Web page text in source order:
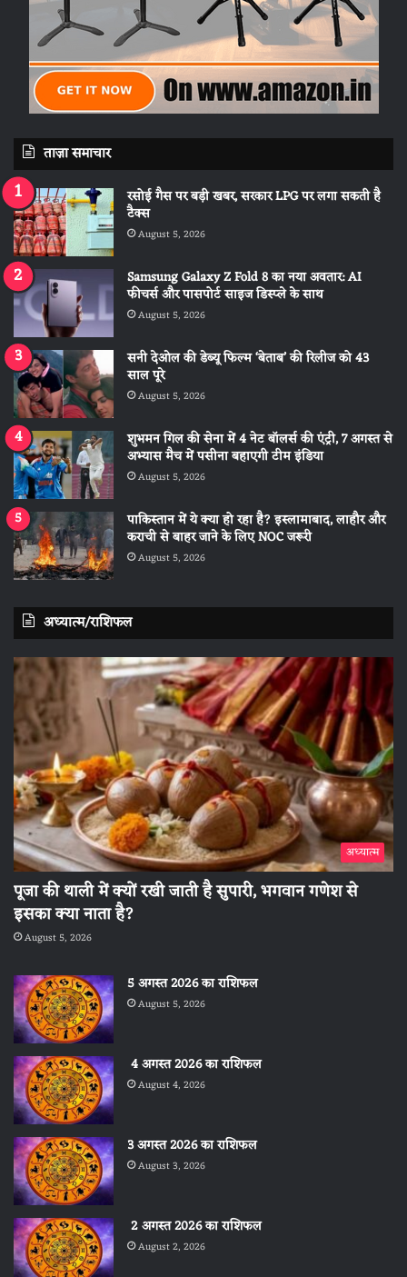
ताज़ा समाचार
रसोई गैस पर बड़ी खबर, सरकार LPG पर लगा सकती है
टैक्स
August 5, 2026
Samsung Galaxy Z Fold 8 का नया अवतार: AI
फीचर्स और पासपोर्ट साइज डिस्प्ले के साथ
August 5, 2026
सनी देओल की डेब्यू फिल्म ‘बेताब’ की रिलीज को 43
साल पूरे
August 5, 2026
शुभमन गिल की सेना में 4 नेट बॉलर्स की एंट्री, 7 अगस्त से
अभ्यास मैच में पसीना बहाएगी टीम इंडिया
August 5, 2026
पाकिस्तान में ये क्या हो रहा है? इस्लामाबाद, लाहौर और
कराची से बाहर जाने के लिए NOC जरूरी
August 5, 2026
अध्यात्म/राशिफल
अध्यात्म
पूजा की थाली में क्यों रखी जाती है सुपारी, भगवान गणेश से
इसका क्या नाता है?
August 5, 2026
5 अगस्त 2026 का राशिफल
August 5, 2026
4 अगस्त 2026 का राशिफल
August 4, 2026
3 अगस्त 2026 का राशिफल
August 3, 2026
2 अगस्त 2026 का राशिफल
August 2, 2026